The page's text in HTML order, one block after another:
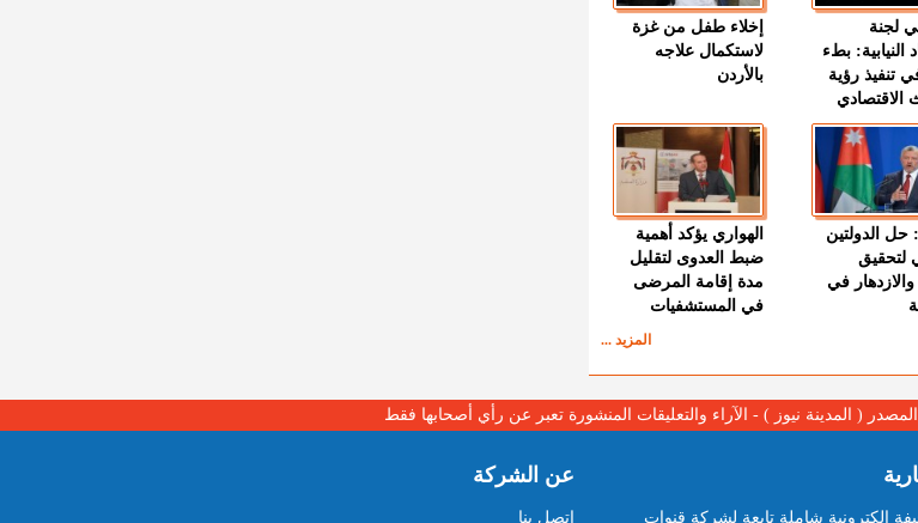
لجنة
النيابية: بطء
تنفيذ رؤية
الاقتصادي
إخلاء طفل من غزة
لاستكمال علاجه
بالأردن
حل الدولتين
لتحقيق
والازدهار في
الهواري يؤكد أهمية
ضبط العدوى لتقليل
مدة إقامة المرضى
في المستشفيات
المزيد ...
( المدينة نيوز ) - الآراء والتعليقات المنشورة تعبر عن رأي أصحابها فقط
الكترونية شاملة تابعة لشركة قنوات
عن الشركة
اتصل بنا